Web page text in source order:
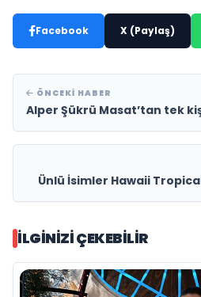
Facebook X (Paylaş)
ÖNCEKI HABER
Alper Şükrü Masat’tan tek
Ünlü İsimler Hawaii
İLGINIZI ÇEKEBILIR